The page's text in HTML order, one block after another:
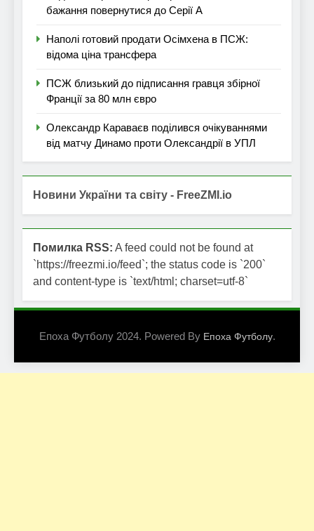
бажання повернутися до Серії А
Наполі готовий продати Осімхена в ПСЖ:
відома ціна трансфера
ПСЖ близький до підписання гравця збірної
Франції за 80 млн євро
Олександр Караваєв поділився очікуваннями
від матчу Динамо проти Олександрії в УПЛ
Новини України та світу - FreeZMI.io
Помилка RSS: A feed could not be found at
`https://freezmi.io/feed`; the status code is `200`
and content-type is `text/html; charset=utf-8`
Епоха Футболу 2024. Powered By Епоха Футболу.